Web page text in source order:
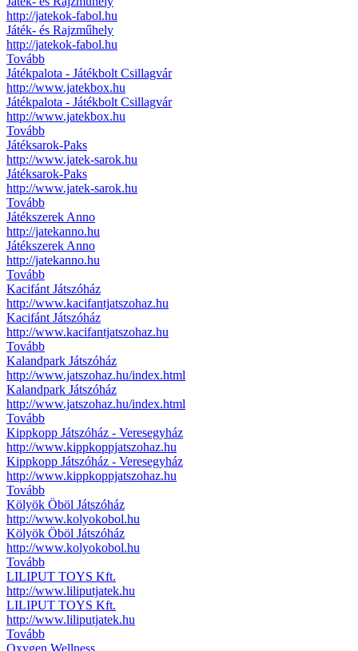
http://jatekok-fabol.hu
Játék- és Rajzműhely
http://jatekok-fabol.hu
Tovább
Játékpalota - Játékbolt Csillagvár
http://www.jatekbox.hu
Játékpalota - Játékbolt Csillagvár
http://www.jatekbox.hu
Tovább
Játéksarok-Paks
http://www.jatek-sarok.hu
Játéksarok-Paks
http://www.jatek-sarok.hu
Tovább
Játékszerek Anno
http://jatekanno.hu
Játékszerek Anno
http://jatekanno.hu
Tovább
Kacifánt Játszóház
http://www.kacifantjatszohaz.hu
Kacifánt Játszóház
http://www.kacifantjatszohaz.hu
Tovább
Kalandpark Játszóház
http://www.jatszohaz.hu/index.html
Kalandpark Játszóház
http://www.jatszohaz.hu/index.html
Tovább
Kippkopp Játszóház - Veresegyház
http://www.kippkoppjatszohaz.hu
Kippkopp Játszóház - Veresegyház
http://www.kippkoppjatszohaz.hu
Tovább
Kölyök Öböl Játszóház
http://www.kolyokobol.hu
Kölyök Öböl Játszóház
http://www.kolyokobol.hu
Tovább
LILIPUT TOYS Kft.
http://www.liliputjatek.hu
LILIPUT TOYS Kft.
http://www.liliputjatek.hu
Tovább
Oxygen Wellness